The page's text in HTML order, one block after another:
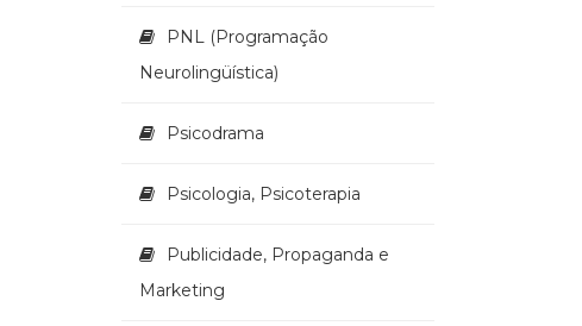
PNL (Programação
Neurolingüística)
Psicodrama
Psicologia, Psicoterapia
Publicidade, Propaganda e
Marketing